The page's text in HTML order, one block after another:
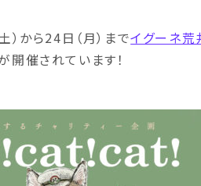
）から24日（月）までイグーネ荒
催されています！